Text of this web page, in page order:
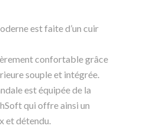
est faite d’un cuir
confortable grâce
souple et intégrée.
est équipée de la
qui offre ainsi un
et détendu.